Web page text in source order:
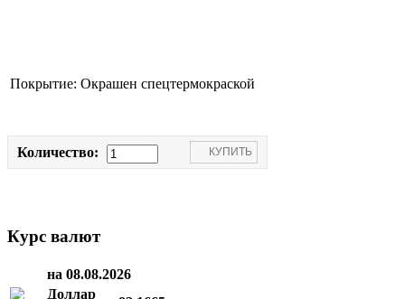
Покрытие: Окрашен спецтермокраской
Количество:
Курс валют
на 08.08.2026
Доллар